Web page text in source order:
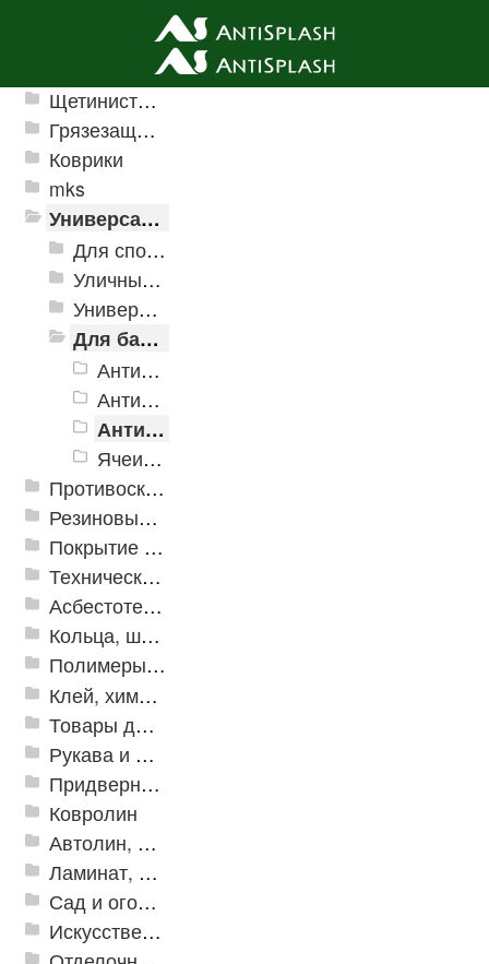
Ячеистые грязезащитные покрытия
Щетинистые покрытия
Грязезащитные, влаговпитывающие покрытия
Коврики
mks
Универсальные модульные покрытия
Для спортивных объектов
Уличные и грязезащитные покрытия
Универсальное напольное покрытие
Для бассейнов и аквапарков
Антискользящее дренажное покрытие Aqua
Антискользящее дренажное покрытие Aqua Marine
Антискользящее дренажное покрытие Aqua Stone
Ячеистые модульное покрытие Ultima
Противоскользящая защита для лестниц, профили, ленты
Резиновые и ПВХ дорожки
Покрытие из резиновой крошки
Техническая резина
Асбестотехнические и теплоизоляционные материалы
Кольца, шайбы, манжеты
Полимеры и пластики
Клей, химия, сопутствующие товары
Товары для дома
Рукава и шланги промышленные
Придверные решетки
Ковролин
Автолин, Транслин, Линолеум
Ламинат, Кварцвиниловая плитка SPC
Сад и огород
Искусственная трава